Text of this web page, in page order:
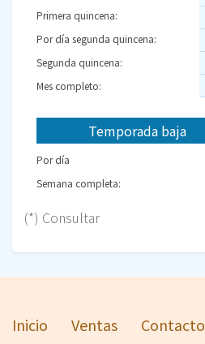
Primera quincena:
Por día segunda quincena:
Segunda quincena:
Mes completo:
Temporada baja
Por día
Semana completa:
(*) Consultar
Inicio Ventas Contacto